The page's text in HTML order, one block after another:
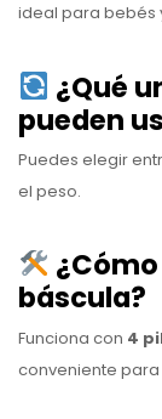
ideal para bebés
¿Qué
pueden
Puedes elegir
el peso.
báscula?
Funciona con 4
conveniente para